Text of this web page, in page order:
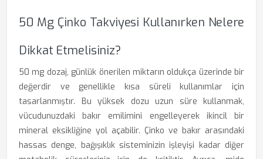
50 Mg Çinko Takviyesi Kullanırken Nelere
Dikkat Etmelisiniz?
50 mg dozaj, günlük önerilen miktarın oldukça üzerinde bir
değerdir ve genellikle kısa süreli kullanımlar için
tasarlanmıştır. Bu yüksek dozu uzun süre kullanmak,
vücudunuzdaki bakır emilimini engelleyerek ikincil bir
mineral eksikliğine yol açabilir. Çinko ve bakır arasındaki
hassas denge, bağışıklık sisteminizin işleyişi kadar diğer